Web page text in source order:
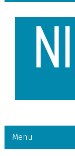
Menu